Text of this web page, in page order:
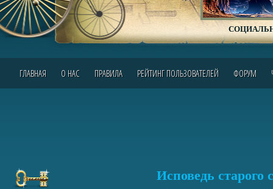
ГЛАВНАЯ О НАС ПРАВИЛА РЕЙТИНГ ПОЛЬЗОВАТЕЛЕЙ ФОРУМ
Исповедь старого